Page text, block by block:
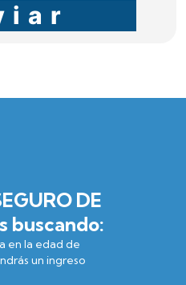
DE
buscando:
en la edad de
un ingreso